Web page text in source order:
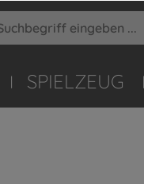
SPIELZEUG